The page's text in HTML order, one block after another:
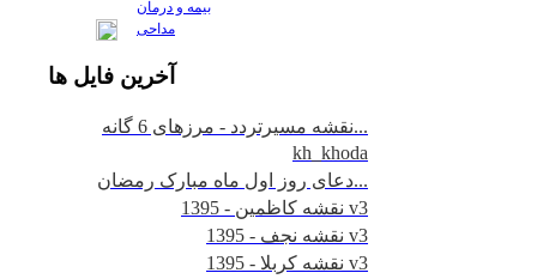
بیمه و درمان
مداحی
آخرين فايل ها
نقشه مسیرتردد - مرزهای 6 گانه...
kh_khoda
دعای روز اول ماه مبارک رمضان...
نقشه کاظمین - 1395 v3
نقشه نجف - 1395 v3
نقشه کربلا - 1395 v3